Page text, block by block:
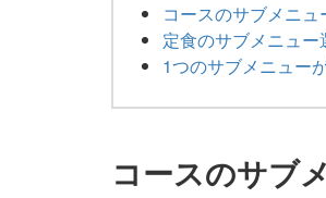
コースのサブメニ
定食のサブメニュー
1つのサブメニュー
コースのサブ